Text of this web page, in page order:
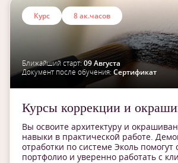
Курс 8 ак.часов
Ближайший старт: 09 Августа
Документ после обучения: Сертификат
Курсы коррекции и
Вы освоите архитектуру и
навыки в практической работе.
отработки по системе Эколь
портфолио и уверенно работать с